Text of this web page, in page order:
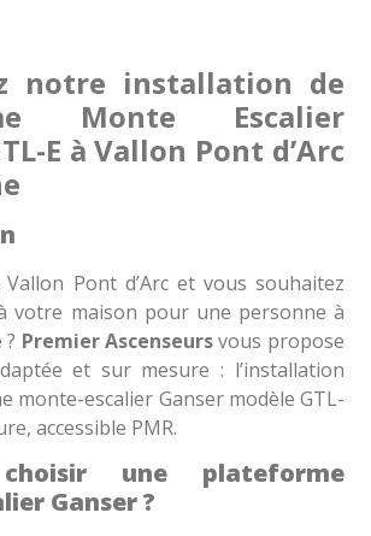
notre installation de
Monte Escalier
E à Vallon Pont d’Arc
Pont d’Arc et vous souhaitez
votre maison pour une personne à
Premier Ascenseursvous propose
et sur mesure : l’installation
monte-escalier Ganser modèle GTL-
accessible PMR.
une plateforme
Ganser ?